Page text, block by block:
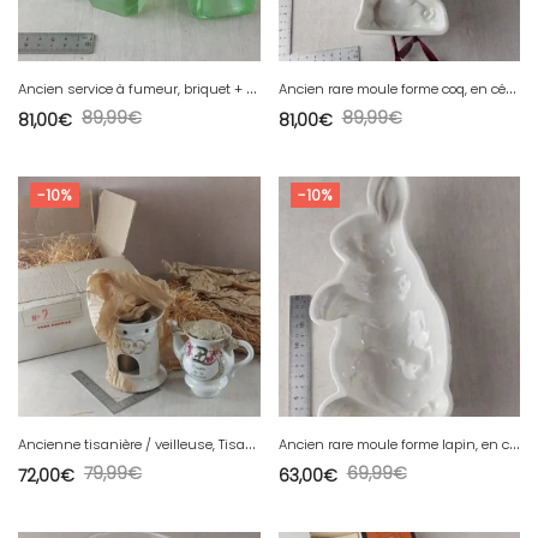
A
ncien service à fumeur, briquet + cendrier, en verre, forme cube, vintage
89,99€
81,00€
A
ncien rare moule forme coq, en céramique de Villeroy & Boch, Wallerfangen
89,99€
81,00€
-10%
A
ncienne tisanière / veilleuse, Tisane de la charité, en porcelaine de Limoges
79,99€
72,00€
-10%
A
ncien rare moule forme lapin, en céramique de Villeroy & Boch, Dresden
69,99€
63,00€